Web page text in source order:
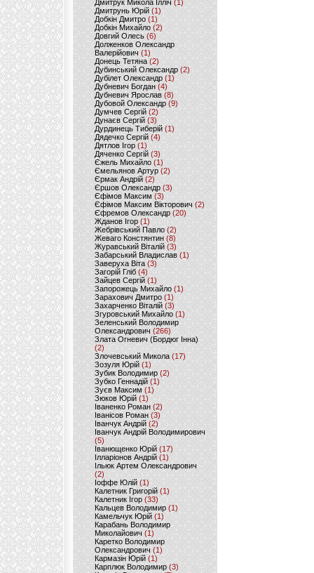
Дмитрук Микола Ілліч (1)
Дмитрунь Юрій (1)
Добкін Дмитро(1)
Добкін Михайло (2)
Довгий Олесь (6)
Долженков Олександр
Валерійович (1)
Донець Тетяна (2)
Дубинський Олександр(2)
Дубілет Олександр (1)
Дубневич Богдан (4)
Дубневич Ярослав (8)
Дубовой Олександр(9)
Думчев Сергій (2)
Дунаєв Сергій(3)
Дурдинець Тиберій (1)
Дядечко Сергій (4)
Дятлов Ігор (1)
Дяченко Сергій (3)
Єжель Михайло (1)
Ємельянов Артур (2)
Єрмак Андрій (2)
Єршов Олександр (3)
Єфімов Максим (3)
Єфімов Максим Вікторович (2)
Єфремов Олександр (20)
Жданов Ігор (1)
Жебрівський Павло (2)
Жеваго Констянтин (8)
Журавський Віталій (3)
Забарський Владислав (1)
Заверуха Віта (3)
Загорій Гліб (4)
Зайцев Сергій(1)
Запорожець Михайло (1)
Зарахович Дмитро (1)
Захарченко Віталій (3)
Згуровський Михайло (1)
Зеленський Володимир
Олександрович (266)
Злата Огневич (Бордюг Інна)
(2)
Злочевський Микола(17)
Зозуля Юрій (1)
Зубик Володимир (2)
Зубко Геннадій (1)
Зуєв Максим(1)
Зюков Юрій (1)
Іваненко Роман (2)
Іванісов Роман (3)
Іванчук Андрій(2)
Іванчук Андрій Володимирович
(5)
Іванющенко Юрій (17)
Ілларіонов Андрій (1)
Ільюк Артем Олександрович
(2)
Іоффе Юлій (1)
Калетник Григорій(1)
Калетник Ігор (33)
Кальцев Володимир(1)
Камельчук Юрій (1)
Карабань Володимир
Миколайович (1)
Каретко Володимир
Олександрович (1)
Кармазін Юрій(1)
Карплюк Володимир(3)